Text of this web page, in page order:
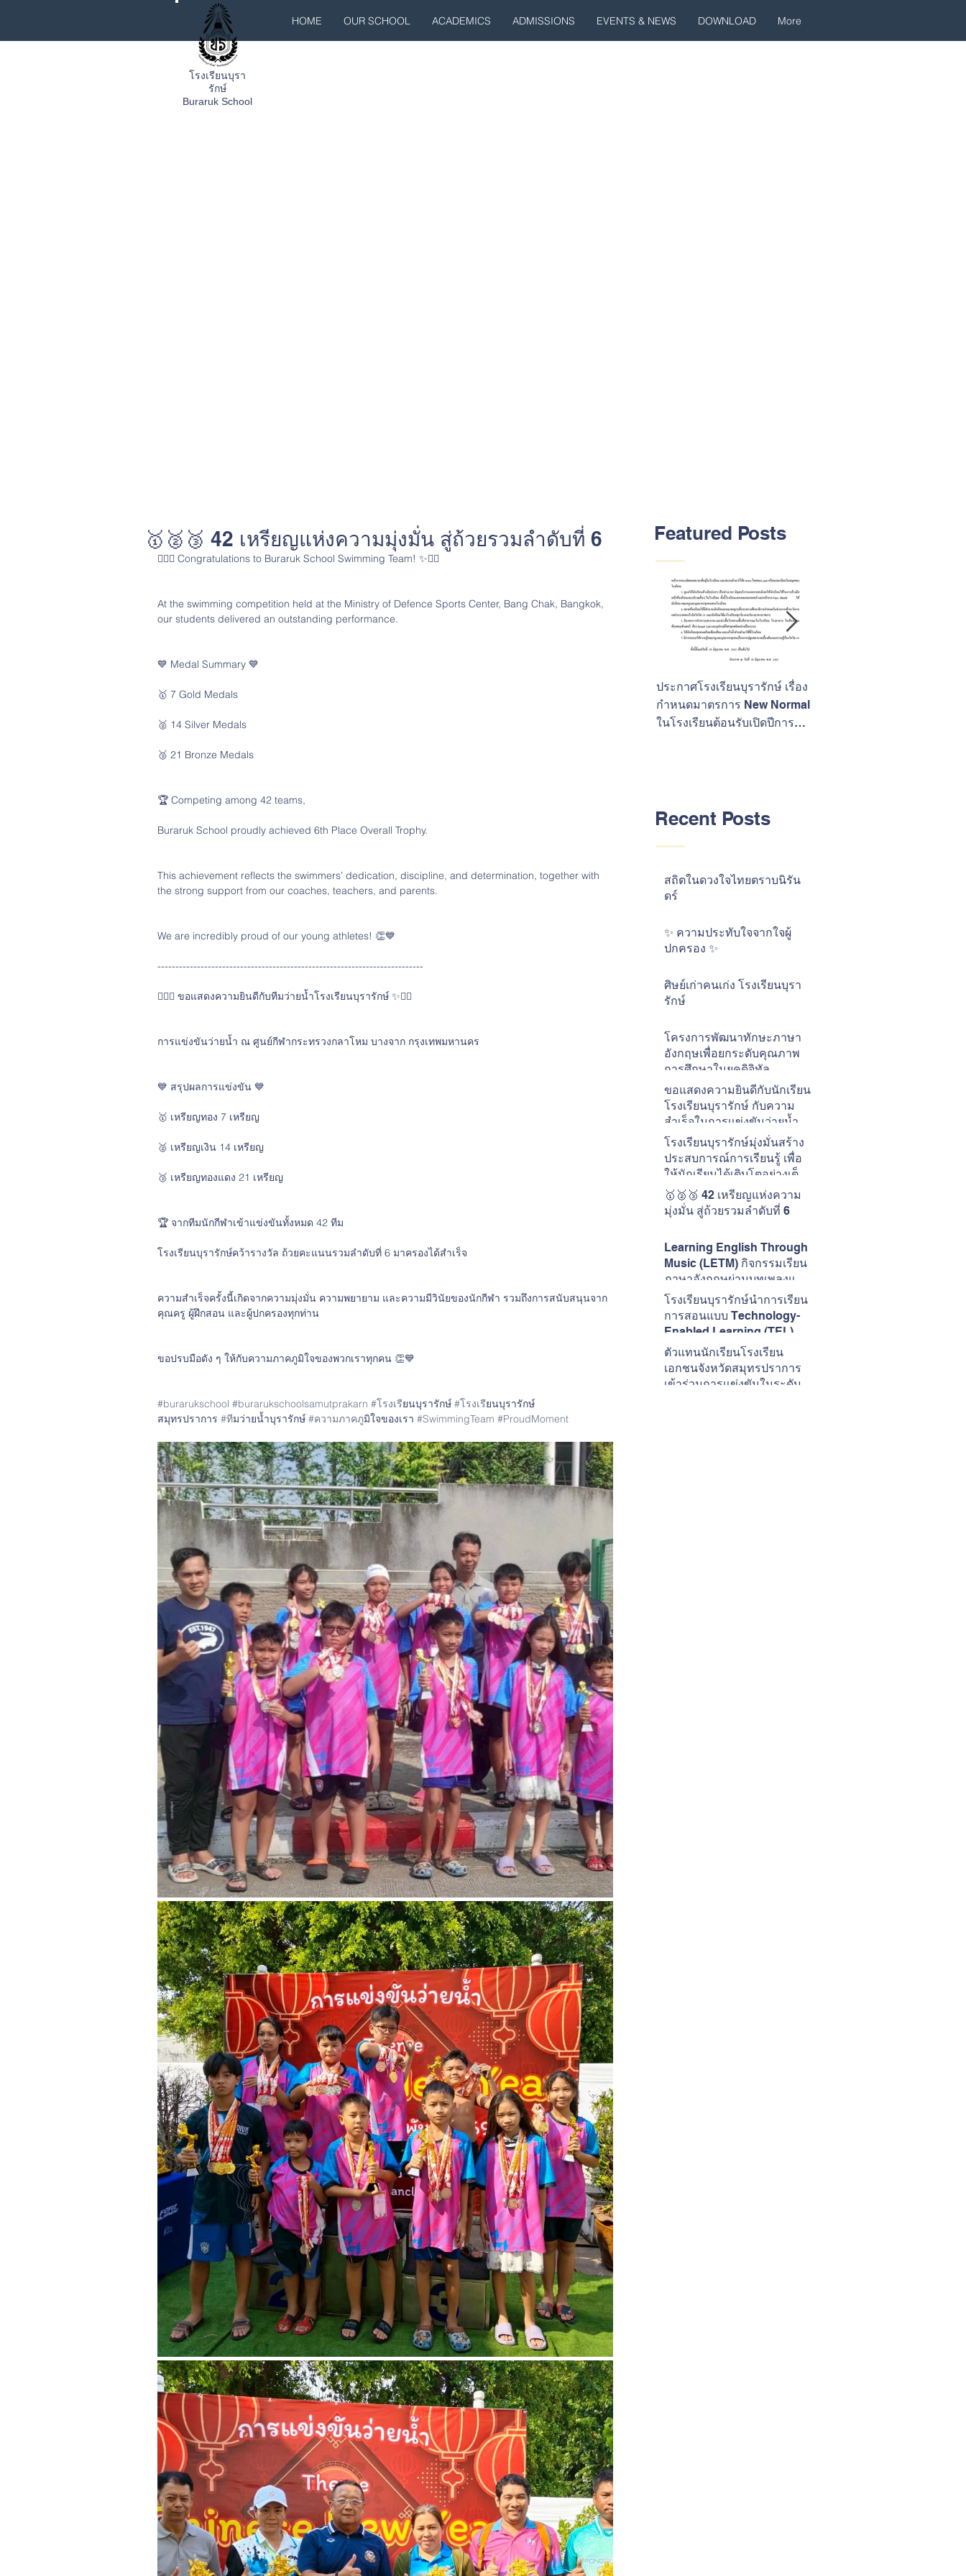
HOME OUR SCHOOL ACADEMICS ADMISSIONS EVENTS & NEWS DOWNLOAD More
โรงเรียนบุรา
รักษ์
Buraruk School
Featured Posts
ประกาศโรงเรียนบุรารักษ์ เรื่อง
กำหนดมาตรการ New Normal
ในโรงเรียนต้อนรับเปิดปีการ
Recent Posts
สถิตในดวงใจไทยตราบนิรัน
ดร์
✨ ความประทับใจจากใจผู้
ปกครอง ✨
ศิษย์เก่าคนเก่ง โรงเรียนบุรา
รักษ์
โครงการพัฒนาทักษะภาษา
อังกฤษเพื่อยกระดับคุณภาพ
การศึกษาในยุคดิจิทัล
โรงเรียนบุรารักษ์
ขอแสดงความยินดีกับนักเรียน
โรงเรียนบุรารักษ์ กับความ
สำเร็จในการแข่งขันว่ายน้ำ
The ONE CUP #15
โรงเรียนบุรารักษ์มุ่งมั่นสร้าง
ประสบการณ์การเรียนรู้ เพื่อ
ให้นักเรียนได้เติบโตอย่างเต็ม
ศักยภาพในแบบของตนเอง
🥇🥈🥉 42 เหรียญแห่งความ
มุ่งมั่น สู่ถ้วยรวมลำดับที่ 6
Learning English Through
Music (LETM) กิจกรรมเรียน
ภาษาอังกฤษผ่านบทเพลงและ
เสียงดนตรี
โรงเรียนบุรารักษ์นำการเรียน
การสอนแบบ Technology-
Enabled Learning (TEL) มา
ใช้ในการพัฒนาการเรียนการ
สอนวิชาภาษาอังกฤษ
ตัวแทนนักเรียนโรงเรียน
เอกชนจังหวัดสมุทรปราการ
เข้าร่วมการแข่งขันในระดับ
🥇🥈🥉 42 เหรียญแห่งความมุ่งมั่น สู่ถ้วยรวมลำดับที่ 6
🏊‍♂️✨ Congratulations to Buraruk School Swimming Team! ✨🏊‍♀️
At the swimming competition held at the Ministry of Defence Sports Center, Bang Chak, Bangkok,
our students delivered an outstanding performance.
💙 Medal Summary 💙
🥇 7 Gold Medals
🥈 14 Silver Medals
🥉 21 Bronze Medals
🏆 Competing among 42 teams,
Buraruk School proudly achieved 6th Place Overall Trophy.
This achievement reflects the swimmers’ dedication, discipline, and determination, together with
the strong support from our coaches, teachers, and parents.
We are incredibly proud of our young athletes! 👏💙
--------------------------------------------------------------------------
🏊‍♂️✨ ขอแสดงความยินดีกับทีมว่ายน้ำโรงเรียนบุรารักษ์ ✨🏊‍♀️
การแข่งขันว่ายน้ำ ณ ศูนย์กีฬากระทรวงกลาโหม บางจาก กรุงเทพมหานคร
💙 สรุปผลการแข่งขัน 💙
🥇 เหรียญทอง 7 เหรียญ
🥈 เหรียญเงิน 14 เหรียญ
🥉 เหรียญทองแดง 21 เหรียญ
🏆 จากทีมนักกีฬาเข้าแข่งขันทั้งหมด 42 ทีม
โรงเรียนบุรารักษ์คว้ารางวัล ถ้วยคะแนนรวมลำดับที่ 6 มาครองได้สำเร็จ
ความสำเร็จครั้งนี้เกิดจากความมุ่งมั่น ความพยายาม และความมีวินัยของนักกีฬา รวมถึงการสนับสนุนจาก
คุณครู ผู้ฝึกสอน และผู้ปกครองทุกท่าน
ขอปรบมือดัง ๆ ให้กับความภาคภูมิใจของพวกเราทุกคน 👏💙
#burarukschool #burarukschoolsamutprakarn #โรงเรียนบุรารักษ์ #โรงเรียนบุรารักษ์
สมุทรปราการ #ทีมว่ายน้ำบุรารักษ์ #ความภาคภูมิใจของเรา #SwimmingTeam #ProudMoment